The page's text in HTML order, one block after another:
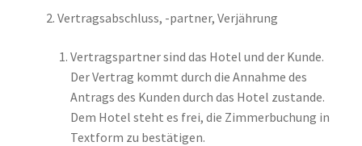
Vertragsabschluss, -partner, Verjährung
Vertragspartner sind das Hotel und der Kunde.
Der Vertrag kommt durch die Annahme des
Antrags des Kunden durch das Hotel zustande.
Dem Hotel steht es frei, die Zimmerbuchung in
Textform zu bestätigen.